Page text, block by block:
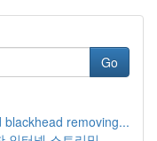
Go
removing...